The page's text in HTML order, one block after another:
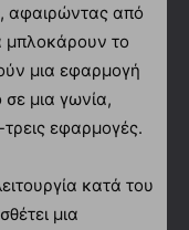
αφαιρώντας από
μπλοκάρουν το
μια εφαρμογή
σε μια γωνία,
εφαρμογές.
κατά του
μια